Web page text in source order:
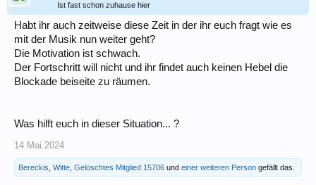
Ist fast schon zuhause hier
Habt ihr auch zeitweise diese Zeit in der ihr euch fragt wie es
mit der Musik nun weiter geht?
Die Motivation ist schwach.
Der Fortschritt will nicht und ihr findet auch keinen Hebel die
Blockade beiseite zu räumen.
Was hilft euch in dieser Situation... ?
14.Mai.2024
Bereckis Witte Gelöschtes Mitglied 15706 und einer weiteren Person gefällt das.